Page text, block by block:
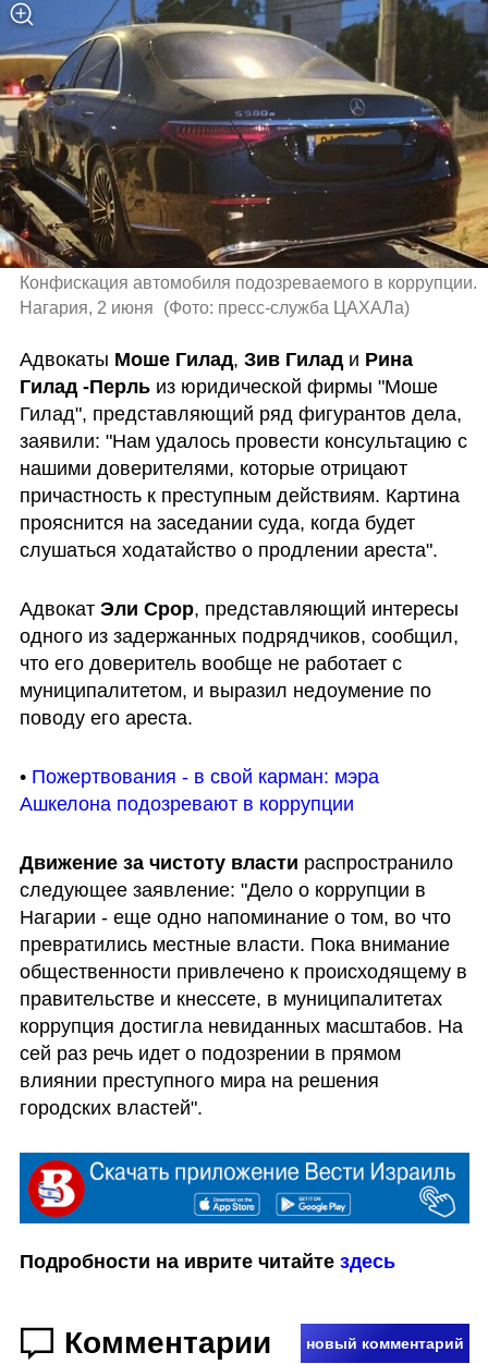
Конфискация автомобиля подозреваемого в коррупции.
Нагария, 2 июня
(Фото: пресс-служба ЦАХАЛа)
Адвокаты Моше Гилад, Зив Гилад и Рина
Гилад -Перль из юридической фирмы "Моше
Гилад", представляющий ряд фигурантов дела,
заявили: "Нам удалось провести консультацию с
нашими доверителями, которые отрицают
причастность к преступным действиям. Картина
прояснится на заседании суда, когда будет
слушаться ходатайство о продлении ареста".
Адвокат Эли Срор, представляющий интересы
одного из задержанных подрядчиков, сообщил,
что его доверитель вообще не работает с
муниципалитетом, и выразил недоумение по
поводу его ареста.
• Пожертвования - в свой карман: мэра
Ашкелона подозревают в коррупции
Движение за чистоту власти распространило
следующее заявление: "Дело о коррупции в
Нагарии - еще одно напоминание о том, во что
превратились местные власти. Пока внимание
общественности привлечено к происходящему в
правительстве и кнессете, в муниципалитетах
коррупция достигла невиданных масштабов. На
сей раз речь идет о подозрении в прямом
влиянии преступного мира на решения
городских властей".
Подробности на иврите читайте здесь
Комментарии новый комментарий